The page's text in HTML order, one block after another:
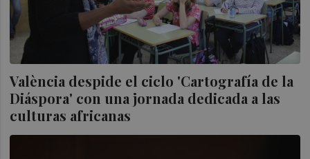
València despide el ciclo 'Cartografía de la
Diáspora' con una jornada dedicada a las
culturas africanas